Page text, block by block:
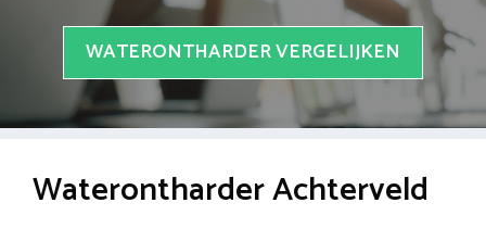
WATERONTHARDER VERGELIJKEN
Waterontharder Achterveld